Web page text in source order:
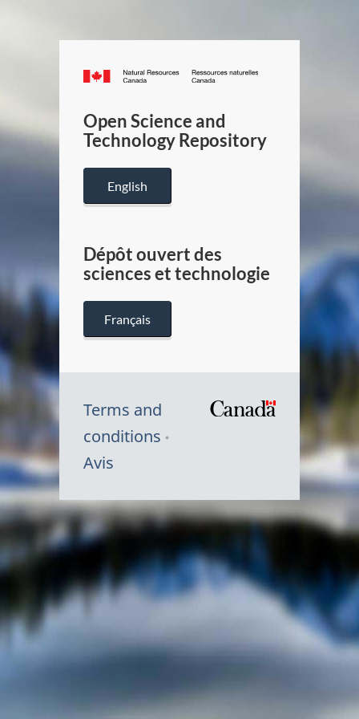
Canada.ca
/
Canada
Open Science and
Technology Repository
English
Dépôt ouvert des
sciences et technologie
Français
Terms and
conditions
Avis
Symbole
du
Canada